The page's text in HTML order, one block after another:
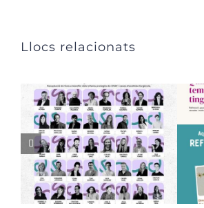
Llocs relacionats
Arrenca la 5a
Edició
d’Escriptores i
Solidaris!